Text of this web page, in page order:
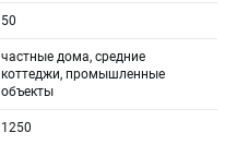
50
частные дома, средние
коттеджи, промышленные
объекты
1250